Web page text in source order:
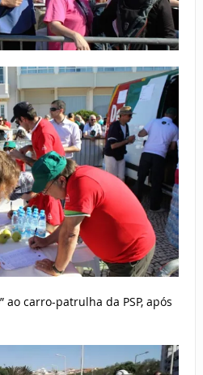
ao carro-patrulha da PSP, após